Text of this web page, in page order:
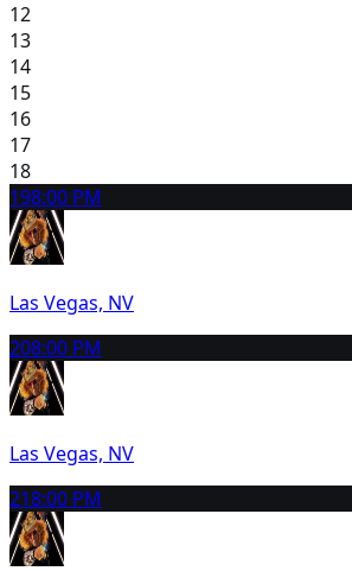
12
13
14
15
16
17
18
198:00 PM
Las Vegas, NV
208:00 PM
Las Vegas, NV
218:00 PM